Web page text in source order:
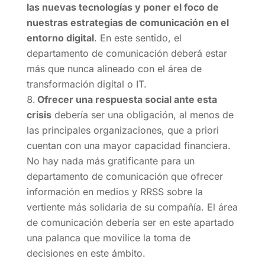
las nuevas tecnologías y poner el foco de
nuestras estrategias de comunicación en el
entorno digital. En este sentido, el
departamento de comunicación deberá estar
más que nunca alineado con el área de
transformación digital o IT.
Ofrecer una respuesta social ante esta
crisisdebería ser una obligación, al menos de
las principales organizaciones, que a priori
cuentan con una mayor capacidad financiera.
No hay nada más gratificante para un
departamento de comunicación que ofrecer
información en medios y RRSS sobre la
vertiente más solidaria de su compañía. El área
de comunicación debería ser en este apartado
una palanca que movilice la toma de
decisiones en este ámbito.